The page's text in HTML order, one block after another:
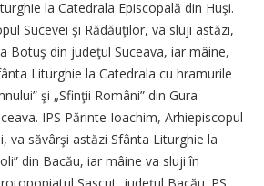
la Catedrala Episcopală din Huşi.
Sucevei şi Rădăuţilor, va sluji astăzi,
Botuş din judeţul Suceava, iar mâine,
Liturghie la Catedrala cu hramurile
şi „Sfinţii Români” din Gura
IPS Părinte Ioachim, Arhiepiscopul
va săvârşi astăzi Sfânta Liturghie la
din Bacău, iar mâine va sluji în